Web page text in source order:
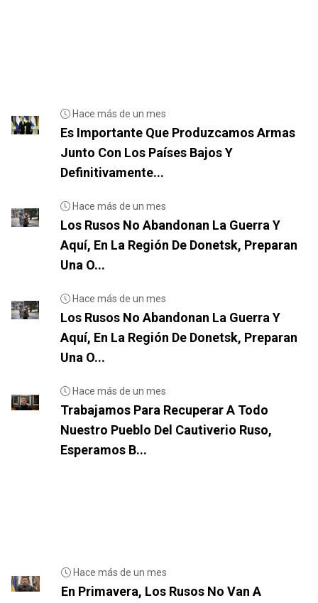
Hace más de un mes
Es Importante Que Produzcamos Armas
Junto Con Los Países Bajos Y
Definitivamente...
Hace más de un mes
Los Rusos No Abandonan La Guerra Y
Aquí, En La Región De Donetsk, Preparan
Una O...
Hace más de un mes
Los Rusos No Abandonan La Guerra Y
Aquí, En La Región De Donetsk, Preparan
Una O...
Hace más de un mes
Trabajamos Para Recuperar A Todo
Nuestro Pueblo Del Cautiverio Ruso,
Esperamos B...
Hace más de un mes
En Primavera, Los Rusos No Van A